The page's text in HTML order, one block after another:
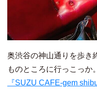
奥渋谷の神山通りを歩き
ものところに行っこっか
『SUZU CAFE-gem